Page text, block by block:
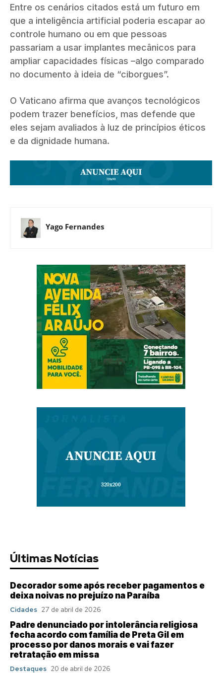
Entre os cenários citados está um futuro em
que a inteligência artificial poderia escapar ao
controle humano ou em que pessoas
passariam a usar implantes mecânicos para
ampliar capacidades físicas –algo comparado
no documento à ideia de “ciborgues”.
O Vaticano afirma que avanços tecnológicos
podem trazer benefícios, mas defende que
eles sejam avaliados à luz de princípios éticos
e da dignidade humana.
Yago Fernandes
Últimas Notícias
Decorador some após receber pagamentos e
deixa noivas no prejuízo na Paraíba
Cidades 27 de abril de 2026
Padre denunciado por intolerância religiosa
fecha acordo com família de Preta Gil em
processo por danos morais e vai fazer
retratação em missa
Destaques 20 de abril de 2026